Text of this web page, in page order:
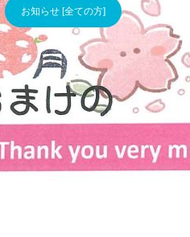
お知らせ [全ての方]